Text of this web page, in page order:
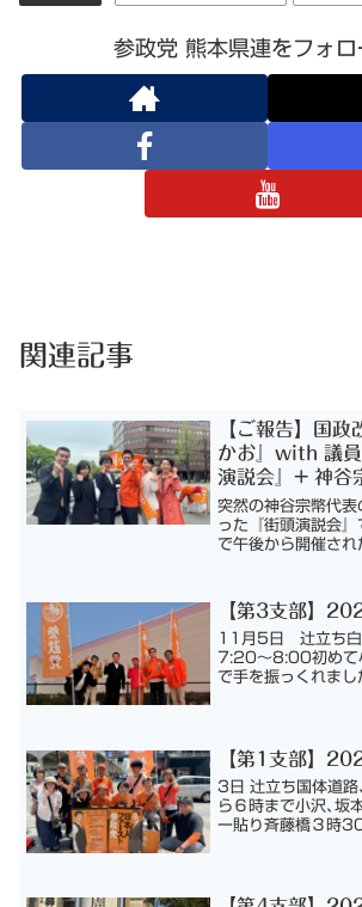
参政党 熊本県連をフォロ
関連記事
【ご報告】国政
かお』with 議
演説会』+ 神谷
突然の神谷宗幣代
った『街頭演説会
で午後から開催され
代表 街頭演説『ラ
ル版』
【第3支部】
11月5日 辻立ち
7:20〜8:00初めて
で手を振っくれまし
白旗田口...
【第1支部】
3日 辻立ち国体道
ら６時まで小沢､坂
ー貼り斉藤橋３時
先にそれぞれポ...